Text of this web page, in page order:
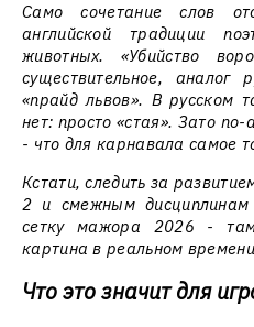
Само сочетание слов
английской традиции
животных. «Убийство
существительное, аналог
«прайд львов». В русском
нет: просто «стая». Зато по-
- что для карнавала самое
Кстати, следить за
2 и смежным дисциплинам
сетку мажора 2026 -
картина в реальном
Что это значит для